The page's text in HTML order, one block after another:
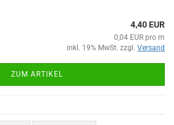
4,40 EUR
0,04 EUR pro m
inkl. 19% MwSt. zzgl. Versand
ZUM ARTIKEL